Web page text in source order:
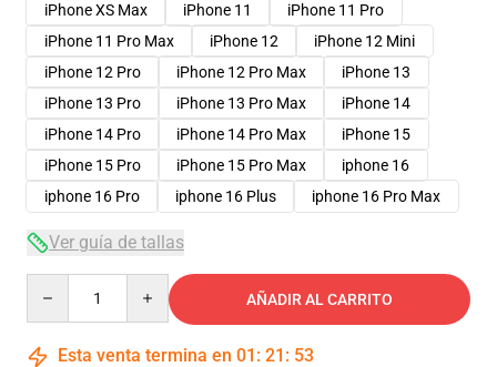
iPhone XS Max
iPhone 11
iPhone 11 Pro
iPhone 11 Pro Max
iPhone 12
iPhone 12 Mini
iPhone 12 Pro
iPhone 12 Pro Max
iPhone 13
iPhone 13 Pro
iPhone 13 Pro Max
iPhone 14
iPhone 14 Pro
iPhone 14 Pro Max
iPhone 15
iPhone 15 Pro
iPhone 15 Pro Max
iphone 16
iphone 16 Pro
iphone 16 Plus iphone 16 Pro Max
Ver guía de tallas
AÑADIR AL CARRITO
Esta venta termina en 01 : 21 : 52